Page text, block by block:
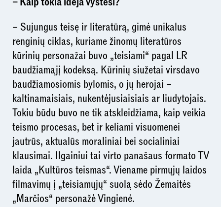
– Sujungus teisę ir literatūrą, gimė unikalus
renginių ciklas, kuriame žinomų literatūros
kūrinių personažai buvo „teisiami“ pagal LR
baudžiamąjį kodeksą. Kūrinių siužetai virsdavo
baudžiamosiomis bylomis, o jų herojai –
kaltinamaisiais, nukentėjusiaisiais ar liudytojais.
Tokiu būdu buvo ne tik atskleidžiama, kaip veikia
teismo procesas, bet ir keliami visuomenei
jautrūs, aktualūs moraliniai bei socialiniai
klausimai. Ilgainiui tai virto panašaus formato TV
laida „Kultūros teismas“. Viename pirmųjų laidos
filmavimų į „teisiamųjų“ suolą sėdo Žemaitės
„Marčios“ personažė Vingienė.